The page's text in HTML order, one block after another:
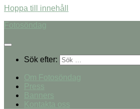
Hoppa till innehåll
Fotosöndag
Sök efter:
Om Fotosöndag
Press
Banners
Kontakta oss